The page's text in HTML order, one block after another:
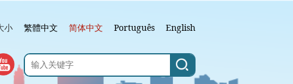
小 繁體中文 简体中文 Português English